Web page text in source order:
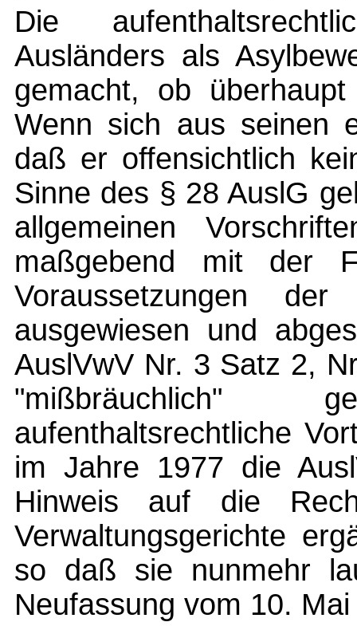
Die
Ausländers als
gemacht, ob
Wenn sich aus seinen
daß er offensichtlich
Sinne des § 28 AuslG
allgemeinen
maßgebend mit der
Voraussetzungen
ausgewiesen und
AuslVwV Nr. 3 Satz 2,
"mißbräuchlich"
aufenthaltsrechtliche
im Jahre 1977 die
Hinweis auf die
Verwaltungsgerichte
so daß sie nunmehr
Neufassung vom 10.